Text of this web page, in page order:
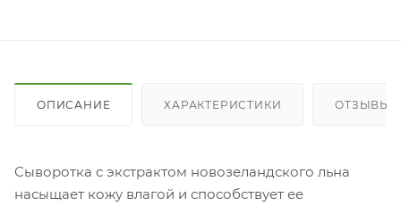
ОПИСАНИЕ ХАРАКТЕРИСТИКИ ОТЗЫВЫ
Сыворотка с экстрактом новозеландского льна
насыщает кожу влагой и способствует ее